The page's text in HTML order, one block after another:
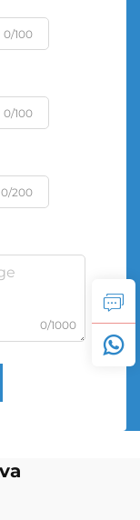
0/100
0/100
0/200
0/1000